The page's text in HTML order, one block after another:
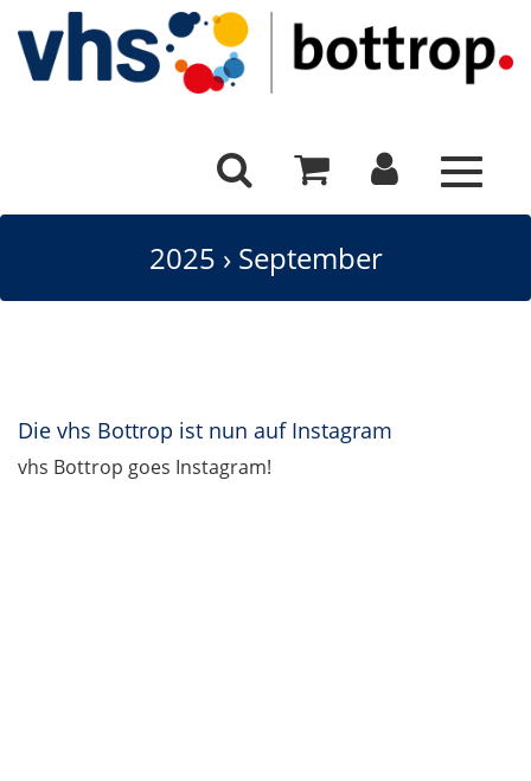
Toggle
2025 › September
Die vhs Bottrop ist nun auf Instagram
vhs Bottrop goes Instagram!